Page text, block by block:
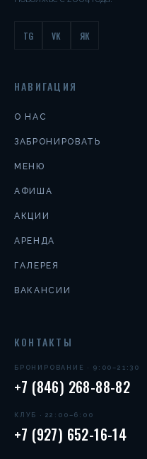
TG VK ЯК
НАВИГАЦИЯ
О НАС
ЗАБРОНИРОВАТЬ
МЕНЮ
АФИША
АКЦИИ
АРЕНДА
ГАЛЕРЕЯ
ВАКАНСИИ
КОНТАКТЫ
БРОНИРОВАНИЕ · 9:00–21:30
+7 (846) 268-88-82
КЛУБ · 22:00–6:00
+7 (927) 652-16-14